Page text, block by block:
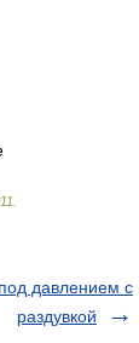
давлением с
раздувкой